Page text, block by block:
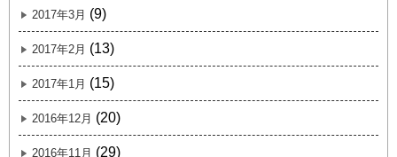
2017年3月 (9)
2017年2月 (13)
2017年1月 (15)
2016年12月 (20)
2016年11月 (29)